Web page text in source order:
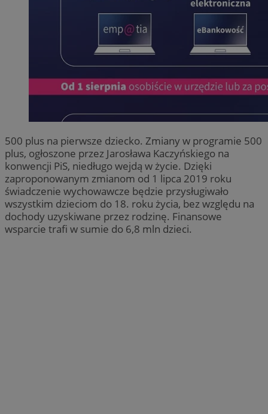
500 plus na pierwsze dziecko. Zmiany w programie 500
plus, ogłoszone przez Jarosława Kaczyńskiego na
konwencji PiS, niedługo wejdą w życie. Dzięki
zaproponowanym zmianom od 1 lipca 2019 roku
świadczenie wychowawcze będzie przysługiwało
wszystkim dzieciom do 18. roku życia, bez względu na
dochody uzyskiwane przez rodzinę. Finansowe
wsparcie trafi w sumie do 6,8 mln dzieci.